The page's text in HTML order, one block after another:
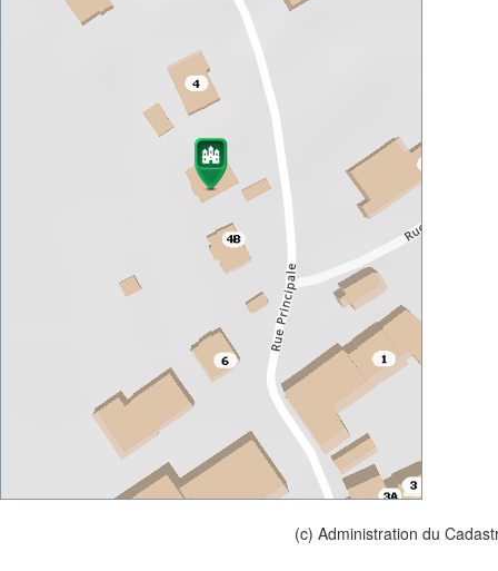
(c) Administration du